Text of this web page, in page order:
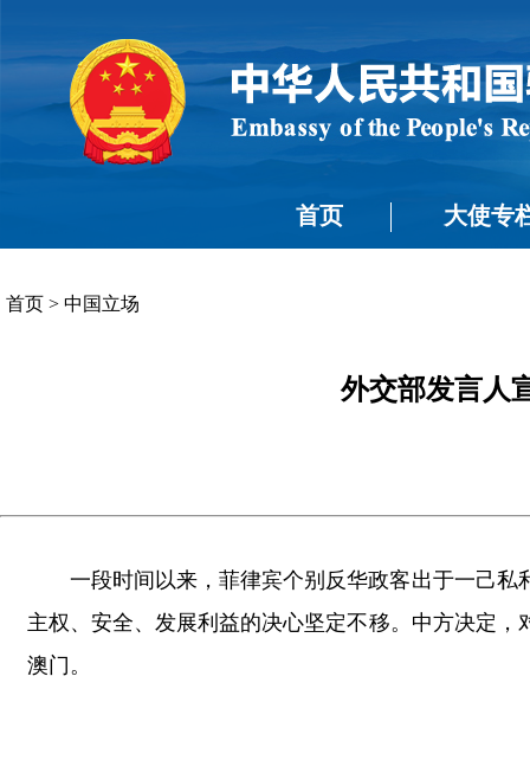
首页 大使专
首页 > 中国立场
外交部发言人
一段时间以来，菲律宾个别反华政客出于一己
主权、安全、发展利益的决心坚定不移。中方决定
澳门。